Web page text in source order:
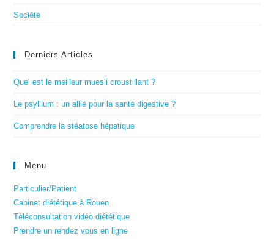
Société
Derniers Articles
Quel est le meilleur muesli croustillant ?
Le psyllium : un allié pour la santé digestive ?
Comprendre la stéatose hépatique
Menu
Particulier/Patient
Cabinet diététique à Rouen
Téléconsultation vidéo diététique
Prendre un rendez vous en ligne